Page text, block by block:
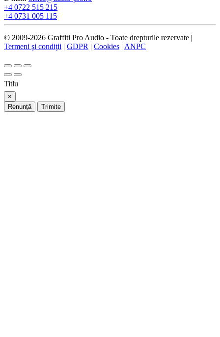
+4 0722 515 215
+4 0731 005 115
© 2009-2026 Graffiti Pro Audio - Toate drepturile rezervate |
Termeni şi condiţii | GDPR | Cookies | ANPC
Titlu
×
Renunță